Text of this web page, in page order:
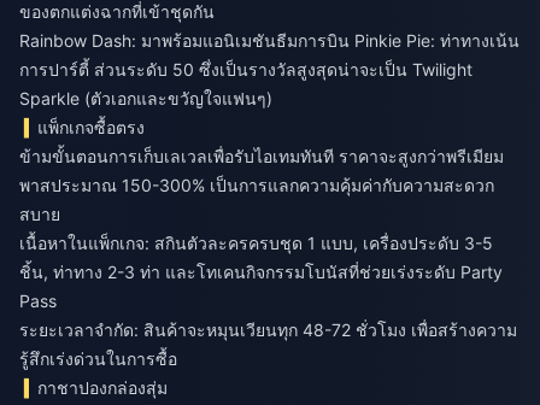
ของตกแต่งฉากที่เข้าชุดกัน
Rainbow Dash: มาพร้อมแอนิเมชันธีมการบิน Pinkie Pie: ท่าทางเน้น
การปาร์ตี้ ส่วนระดับ 50 ซึ่งเป็นรางวัลสูงสุดน่าจะเป็น Twilight
Sparkle (ตัวเอกและขวัญใจแฟนๆ)
แพ็กเกจซื้อตรง
ข้ามขั้นตอนการเก็บเลเวลเพื่อรับไอเทมทันที ราคาจะสูงกว่าพรีเมียม
พาสประมาณ 150-300% เป็นการแลกความคุ้มค่ากับความสะดวก
สบาย
เนื้อหาในแพ็กเกจ: สกินตัวละครครบชุด 1 แบบ, เครื่องประดับ 3-5
ชิ้น, ท่าทาง 2-3 ท่า และโทเคนกิจกรรมโบนัสที่ช่วยเร่งระดับ Party
Pass
ระยะเวลาจำกัด: สินค้าจะหมุนเวียนทุก 48-72 ชั่วโมง เพื่อสร้างความ
รู้สึกเร่งด่วนในการซื้อ
กาชาปองกล่องสุ่ม